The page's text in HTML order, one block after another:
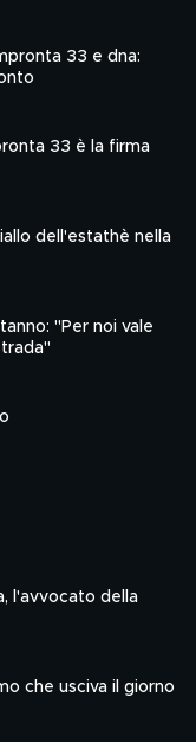
33 e dna:
33 è la firma
dell'estathè nella
"Per noi vale
l'avvocato della
che usciva il giorno